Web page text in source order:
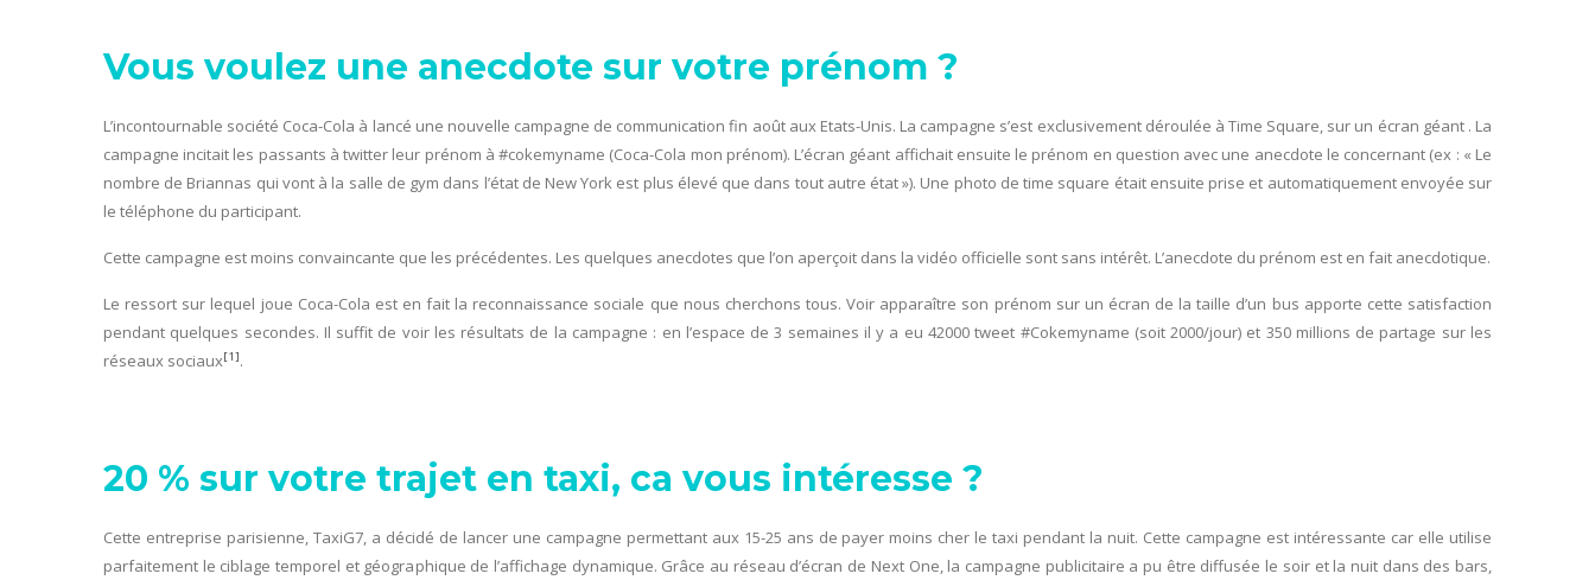
Vous voulez une anecdote sur votre prénom ?
L’incontournable société Coca-Cola à lancé une nouvelle campagne de communication fin août aux Etats-Unis. La campagne s’est exclusivement déroulée à Time Square, sur un écran géant . La
campagne incitait les passants à twitter leur prénom à #cokemyname (Coca-Cola mon prénom). L’écran géant affichait ensuite le prénom en question avec une anecdote le concernant (ex : « Le
nombre de Briannas qui vont à la salle de gym dans l’état de New York est plus élevé que dans tout autre état »). Une photo de time square était ensuite prise et automatiquement envoyée sur
le téléphone du participant.
Cette campagne est moins convaincante que les précédentes. Les quelques anecdotes que l’on aperçoit dans la vidéo officielle sont sans intérêt. L’anecdote du prénom est en fait anecdotique.
Le ressort sur lequel joue Coca-Cola est en fait la reconnaissance sociale que nous cherchons tous. Voir apparaître son prénom sur un écran de la taille d’un bus apporte cette satisfaction
pendant quelques secondes. Il suffit de voir les résultats de la campagne : en l’espace de 3 semaines il y a eu 42000 tweet #Cokemyname (soit 2000/jour) et 350 millions de partage sur les
réseaux sociaux[1].
20 % sur votre trajet en taxi, ca vous intéresse ?
Cette entreprise parisienne, TaxiG7, a décidé de lancer une campagne permettant aux 15-25 ans de payer moins cher le taxi pendant la nuit. Cette campagne est intéressante car elle utilise
parfaitement le ciblage temporel et géographique de l’affichage dynamique. Grâce au réseau d’écran de Next One, la campagne publicitaire a pu être diffusée le soir et la nuit dans des bars,